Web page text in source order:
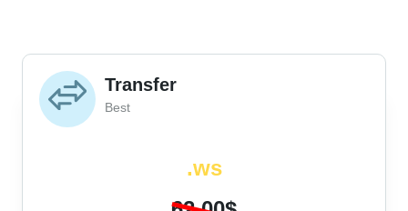
Transfer
Best
.ws